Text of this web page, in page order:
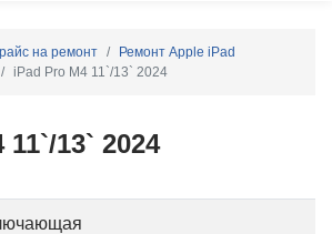
на ремонт
Ремонт Apple iPad
iPad Pro M4 11`/13` 2024
13` 2024